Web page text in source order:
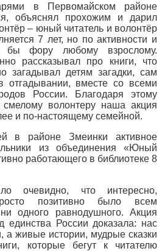
в Первомайском районе
объяснял прохожим и дарил
– юный читатель и волонтёр
7 лет, но по активности и
бы фору любому взрослому.
рассказывал про книги, что
загадывал детям загадки, сам
отгадывании, вместе со всеми
России. Благодаря этому
волонтеру наша акция
и по-настоящему семейной.
в районе Змеинки активное
из объединения «Юный
работающего в библиотеке 8
очевидно, что интересно,
позитивно было всем
одного равнодушного. Акция
единства России доказала: нас
а живые истории, мудрые сказки
которые бегут к читателю